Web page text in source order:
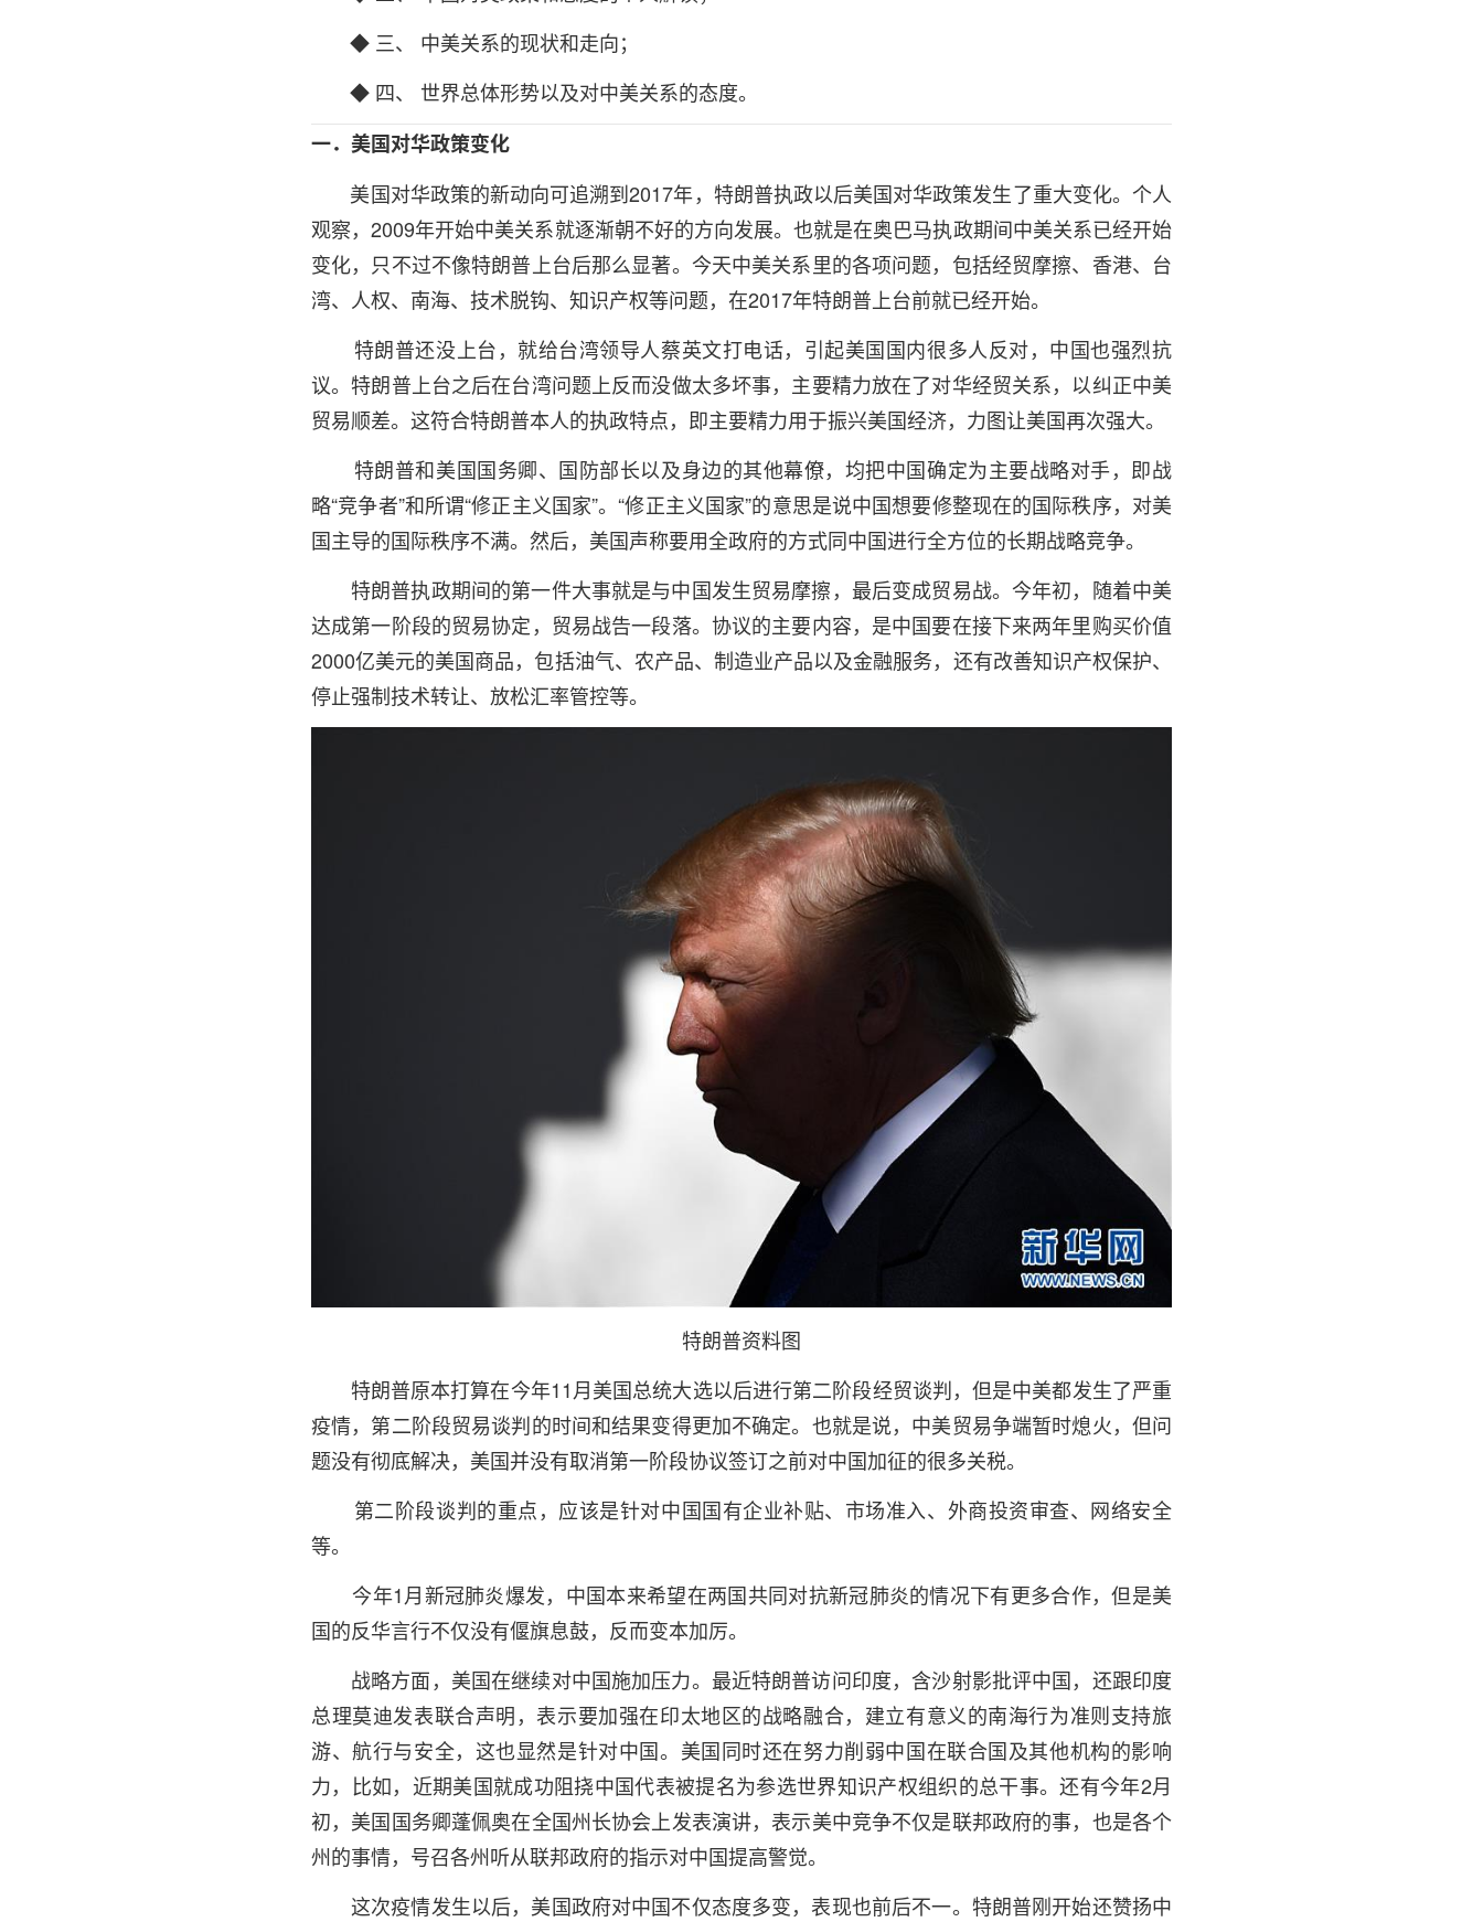
◆ 三、 中美关系的现状和走向；
◆ 四、 世界总体形势以及对中美关系的态度。
一．美国对华政策变化
美国对华政策的新动向可追溯到2017年，特朗普执政以后美国对华政策发生了重大变化。个人
观察，2009年开始中美关系就逐渐朝不好的方向发展。也就是在奥巴马执政期间中美关系已经开始
变化，只不过不像特朗普上台后那么显著。今天中美关系里的各项问题，包括经贸摩擦、香港、台
湾、人权、南海、技术脱钩、知识产权等问题，在2017年特朗普上台前就已经开始。
特朗普还没上台，就给台湾领导人蔡英文打电话，引起美国国内很多人反对，中国也强烈抗
议。特朗普上台之后在台湾问题上反而没做太多坏事，主要精力放在了对华经贸关系，以纠正中美
贸易顺差。这符合特朗普本人的执政特点，即主要精力用于振兴美国经济，力图让美国再次强大。
特朗普和美国国务卿、国防部长以及身边的其他幕僚，均把中国确定为主要战略对手，即战
略“竞争者”和所谓“修正主义国家”。“修正主义国家”的意思是说中国想要修整现在的国际秩序，对美
国主导的国际秩序不满。然后，美国声称要用全政府的方式同中国进行全方位的长期战略竞争。
特朗普执政期间的第一件大事就是与中国发生贸易摩擦，最后变成贸易战。今年初，随着中美
达成第一阶段的贸易协定，贸易战告一段落。协议的主要内容，是中国要在接下来两年里购买价值
2000亿美元的美国商品，包括油气、农产品、制造业产品以及金融服务，还有改善知识产权保护、
停止强制技术转让、放松汇率管控等。
特朗普资料图
特朗普原本打算在今年11月美国总统大选以后进行第二阶段经贸谈判，但是中美都发生了严重
疫情，第二阶段贸易谈判的时间和结果变得更加不确定。也就是说，中美贸易争端暂时熄火，但问
题没有彻底解决，美国并没有取消第一阶段协议签订之前对中国加征的很多关税。
第二阶段谈判的重点，应该是针对中国国有企业补贴、市场准入、外商投资审查、网络安全
等。
今年1月新冠肺炎爆发，中国本来希望在两国共同对抗新冠肺炎的情况下有更多合作，但是美
国的反华言行不仅没有偃旗息鼓，反而变本加厉。
战略方面，美国在继续对中国施加压力。最近特朗普访问印度，含沙射影批评中国，还跟印度
总理莫迪发表联合声明，表示要加强在印太地区的战略融合，建立有意义的南海行为准则支持旅
游、航行与安全，这也显然是针对中国。美国同时还在努力削弱中国在联合国及其他机构的影响
力，比如，近期美国就成功阻挠中国代表被提名为参选世界知识产权组织的总干事。还有今年2月
初，美国国务卿蓬佩奥在全国州长协会上发表演讲，表示美中竞争不仅是联邦政府的事，也是各个
州的事情，号召各州听从联邦政府的指示对中国提高警觉。
这次疫情发生以后，美国政府对中国不仅态度多变，表现也前后不一。特朗普刚开始还赞扬中